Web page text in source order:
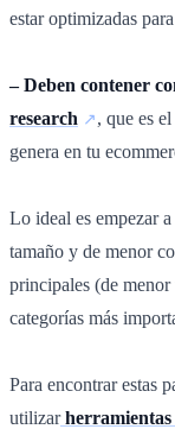
estar optimizadas
– Deben contener
research
, que es
genera en tu
Lo ideal es empezar
tamaño y de menor
principales (de
categorías más
Para encontrar estas
utilizar